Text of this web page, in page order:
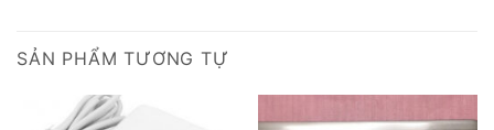
SẢN PHẨM TƯƠNG TỰ